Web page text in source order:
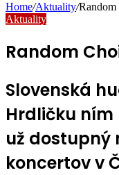
Home/Aktuality/Random
Aktuality
Random
Slovenská
Hrdličku ním
už
koncertov v